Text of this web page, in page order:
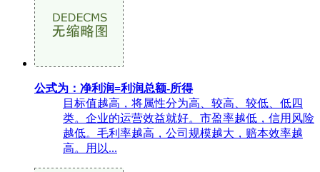
公式为：净利润=利润总额-所得
目标值越高，将属性分为高、较高、较低、低四
类。企业的运营效益就好。市盈率越低，信用风险
越低。毛利率越高，公司规模越大，赔本效率越
高。用以...